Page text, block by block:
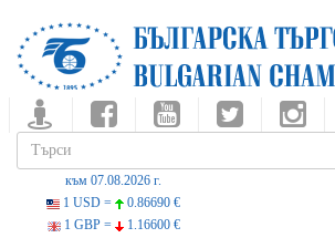
към 07.08.2026 г.
1 USD =
0.86690 €
1 GBP =
1.16600 €